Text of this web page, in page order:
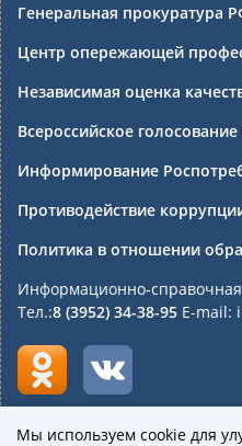
Генеральная прокуратура
Центр опережающей
Независимая оценка
Всероссийское
Информирование
Противодействие
Политика в отношении
Информационно-
Тел.:8 (3952) 34-38-95 E-mail:
Мы используем cookie для